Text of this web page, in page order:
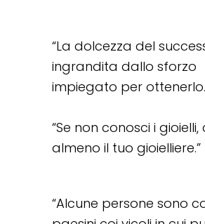
“La dolcezza del
ingrandita dallo sforzo
impiegato per
“Se non conosci i
almeno il tuo gioielliere.”
“Alcune persone sono